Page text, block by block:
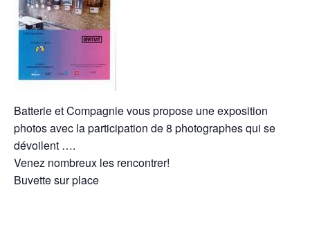
Batterie et Compagnie vous propose une exposition
photos avec la participation de 8 photographes qui se
dévoilent ….
Venez nombreux les rencontrer!
Buvette sur place